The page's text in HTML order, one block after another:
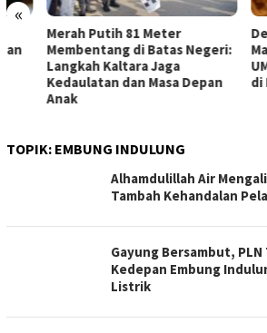
«
Merah Putih 81 Meter
Membentang di Batas Negeri:
Langkah Kaltara Jaga
Kedaulatan dan Masa Depan
UMKM
di
TOPIK: EMBUNG INDULUNG
Alhamdulillah Air
Tambah Kehandalan
Gayung Bersambut,
Kedepan Embung
Listrik